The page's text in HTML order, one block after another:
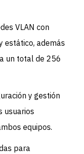
VLAN con
estático, además
un total de 256
y gestión
usuarios
equipos.
para